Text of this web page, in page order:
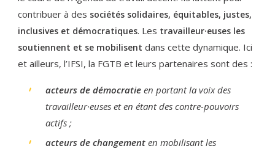
contribuer à des sociétés solidaires, équitables, justes,
inclusives et démocratiques. Les travailleur·euses les
soutiennent et se mobilisent dans cette dynamique. Ici
et ailleurs, l’IFSI, la FGTB et leurs partenaires sont des :
acteurs de démocratie en portant la voix des
travailleur·euses et en étant des contre-pouvoirs
actifs ;
acteurs de changement en mobilisant les